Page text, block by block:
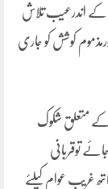
کے اندرعیب تلاش
کوشش کو جاری
کے متعلق شکوک
توقربانی
غریب عوام کیلئے